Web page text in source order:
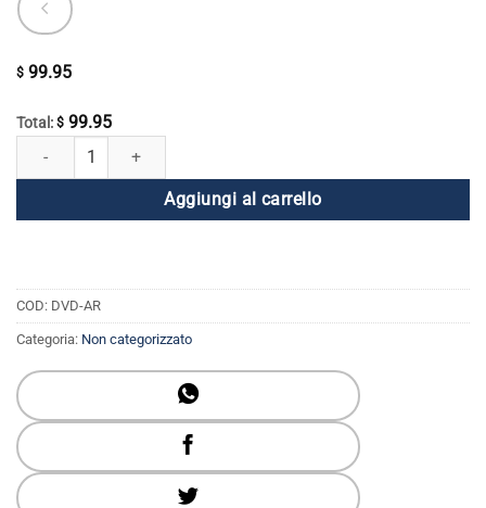
$ 99.95
Total: $ 99.95
Relazioni autentiche (set di 4 DVD) quantità
Aggiungi al carrello
COD: DVD-AR
Categoria: Non categorizzato